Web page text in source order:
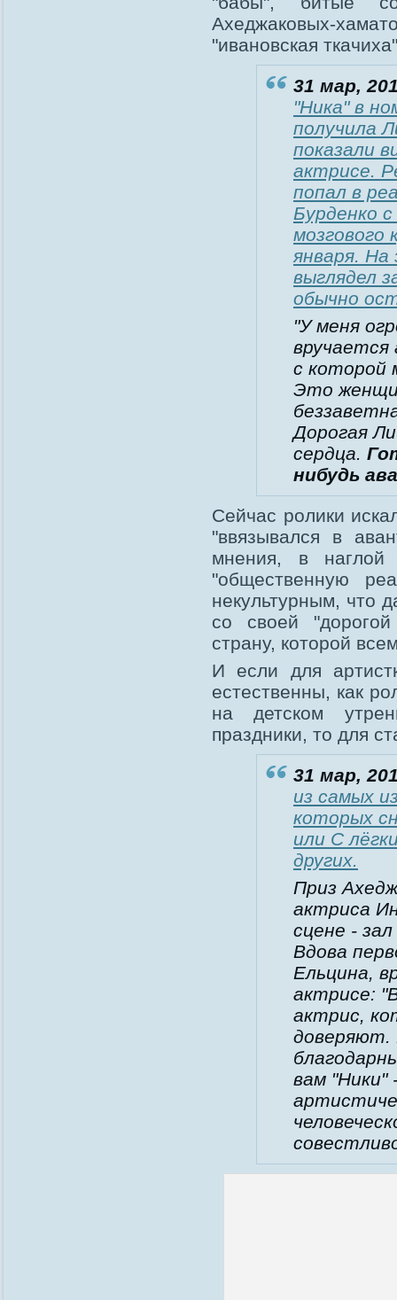
Ахеджаковых-
"ивановская
31 мар,
"Ника" в
получила
показали
актрисе.
попал в
Бурденко
мозгового
января. На
выглядел
обычно
"У меня
вручается
с которой
Это
Дорогая
сердца.
нибудь
Сейчас ролики
"ввязывался в
мнения, в наглой
"общественную
некультурным, что
со своей
страну, которой
И если для
естественны, как
на детском
праздники, то для
31 мар,
из самых
которых
или С
других.
Приз
актриса
сцене -
Вдова
Ельцина,
актрисе:
актрис,
доверяют.
вам "Ники"